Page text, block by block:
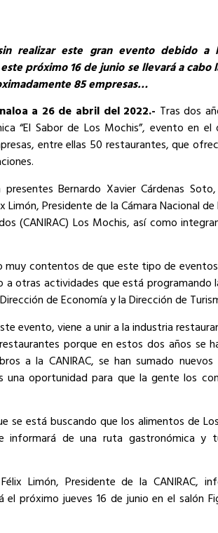
realizar este gran evento debido a
próximo 16 de junio se llevará a cabo
85 empresas…
a 26 de abril del 2022.- Tras dos
“El Sabor de Los Mochis”, evento en
entre ellas 50 restaurantes, que
Bernardo Xavier Cárdenas
Limón, Presidente de la Cámara Nacional
(CANIRAC) Los Mochis, así como
muy contentos de que este tipo de
a otras actividades que está programando
de Economía y la Dirección de
evento, viene a unir a la industria
porque en estos dos años se
a la CANIRAC, se han sumado
una oportunidad para que la gente los
se está buscando que los alimentos de
informará de una ruta gastronómica y
Limón, Presidente de la CANIRAC,
el próximo jueves 16 de junio en el salón